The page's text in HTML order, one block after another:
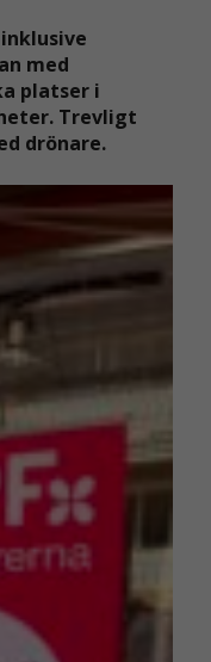
med
platser i
Trevligt
drönare.